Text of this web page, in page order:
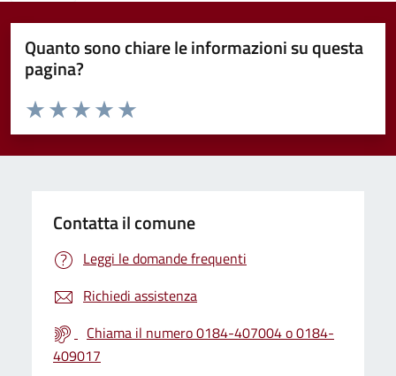
Quanto sono chiare le informazioni su questa
pagina?
Valuta da 1 a 5 stelle la pagina
Valuta 5 stelle su 5
Valuta 4 stelle su 5
Valuta 3 stelle su 5
Valuta 2 stelle su 5
Valuta 1 stelle su 5
Contatta il comune
Leggi le domande frequenti
Richiedi assistenza
Chiama il numero 0184-407004 o 0184-
409017